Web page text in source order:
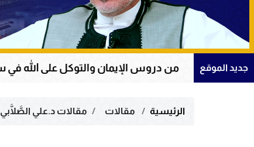
جديد الموقع
الإيمان والتوكل على الله في سورة يوسف
الرئيسية مقالات مقالات د.علي الصَّلَّابي